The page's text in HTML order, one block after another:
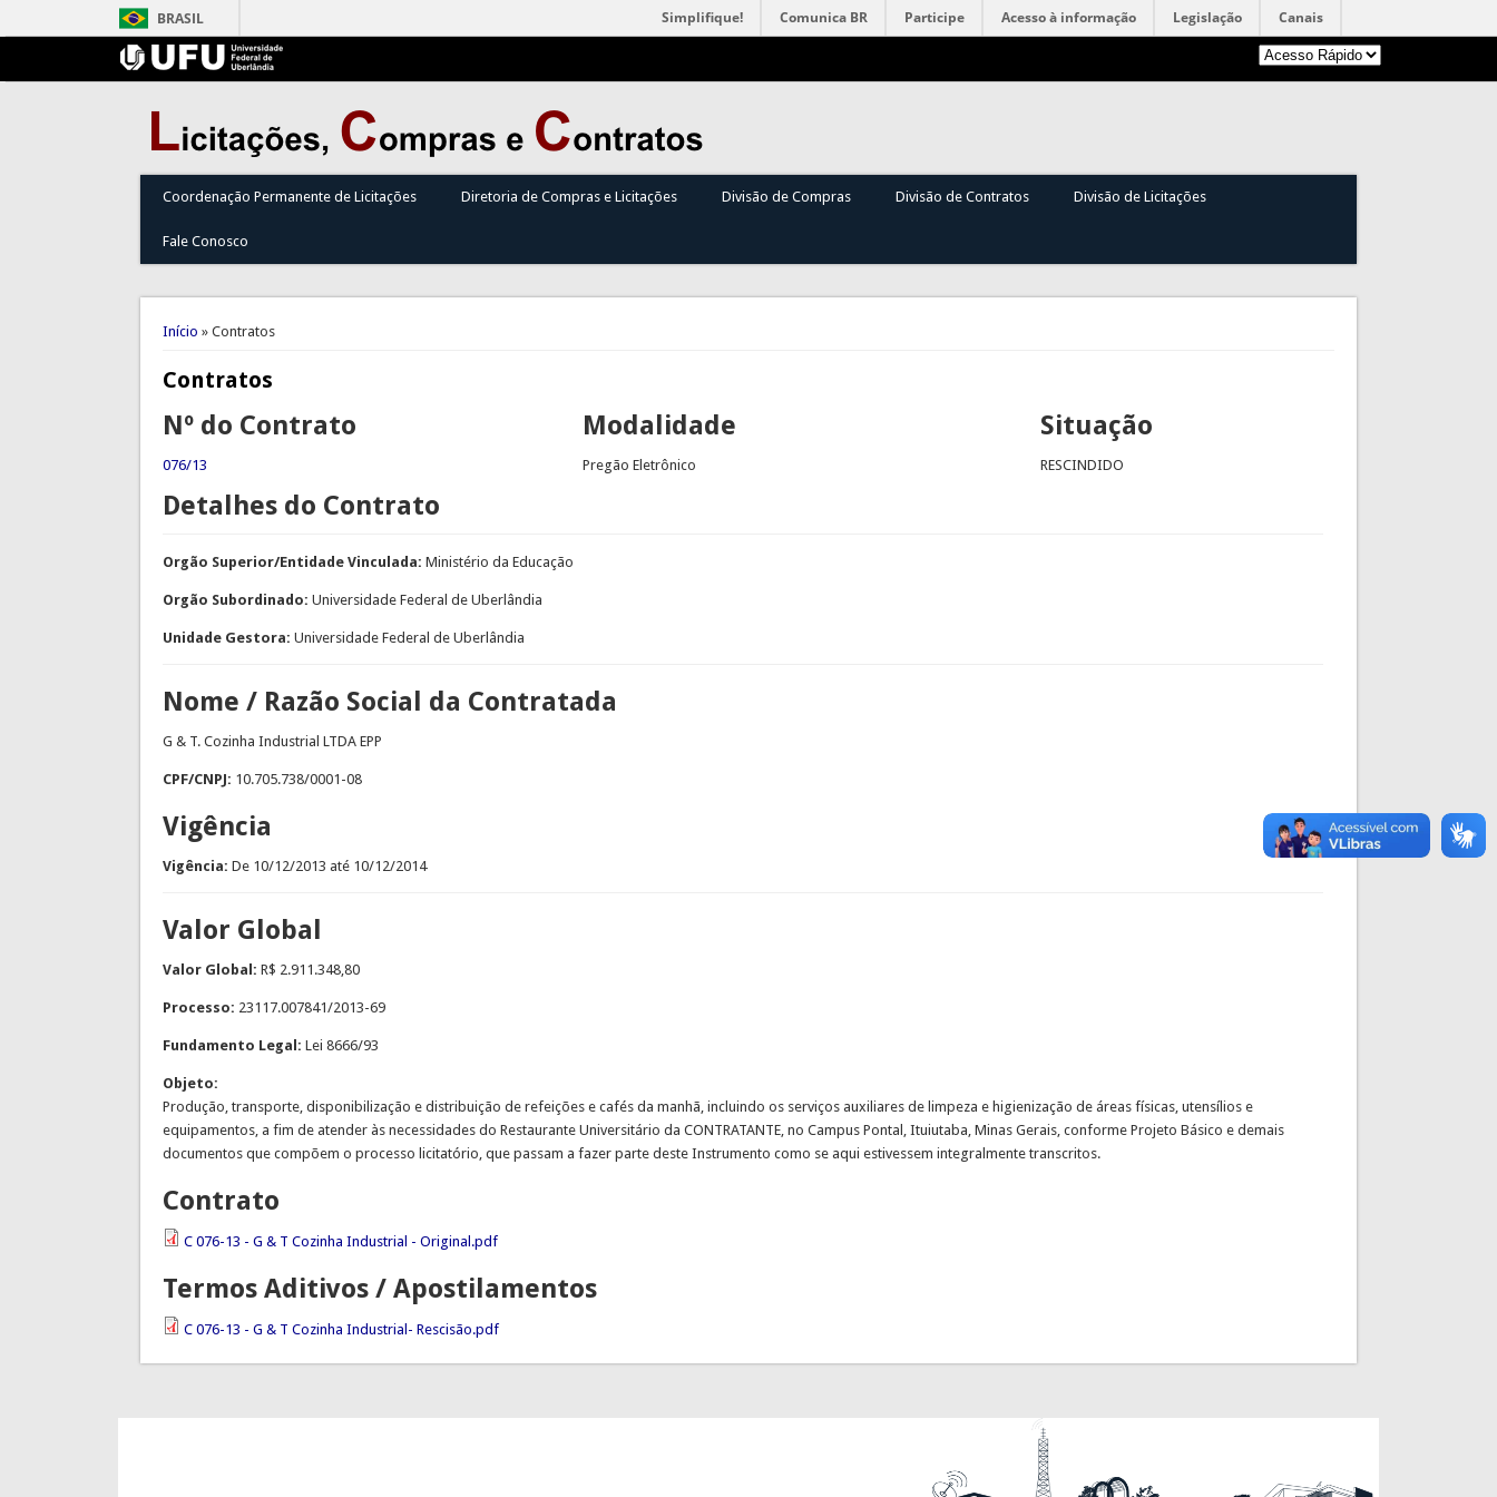
BRASIL Simplifique! Comunica BR Participe Acesso à informação Legislação Canais
Coordenação Permanente de Licitações Diretoria de Compras e Licitações Divisão de Compras Divisão de Contratos Divisão de Licitações
Fale Conosco
Você está aqui
Início » Contratos
Contratos
Nº do Contrato
076/13
Modalidade
Pregão Eletrônico
Situação
RESCINDIDO
Detalhes do Contrato
Orgão Superior/Entidade Vinculada: Ministério da Educação
Orgão Subordinado: Universidade Federal de Uberlândia
Unidade Gestora: Universidade Federal de Uberlândia
Nome / Razão Social da Contratada
G & T. Cozinha Industrial LTDA EPP
CPF/CNPJ: 10.705.738/0001-08
Vigência
Vigência: De 10/12/2013 até 10/12/2014
Valor Global
Valor Global: R$ 2.911.348,80
Processo: 23117.007841/2013-69
Fundamento Legal: Lei 8666/93
Objeto:
Produção, transporte, disponibilização e distribuição de refeições e cafés da manhã, incluindo os serviços auxiliares de limpeza e higienização de áreas físicas, utensílios e
equipamentos, a fim de atender às necessidades do Restaurante Universitário da CONTRATANTE, no Campus Pontal, Ituiutaba, Minas Gerais, conforme Projeto Básico e demais
documentos que compõem o processo licitatório, que passam a fazer parte deste Instrumento como se aqui estivessem integralmente transcritos.
Contrato
C 076-13 - G & T Cozinha Industrial - Original.pdf
Termos Aditivos / Apostilamentos
C 076-13 - G & T Cozinha Industrial- Rescisão.pdf